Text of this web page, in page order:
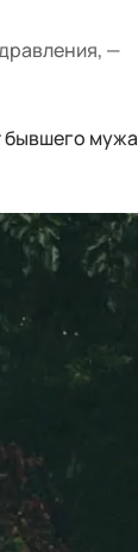
—
бывшего мужа